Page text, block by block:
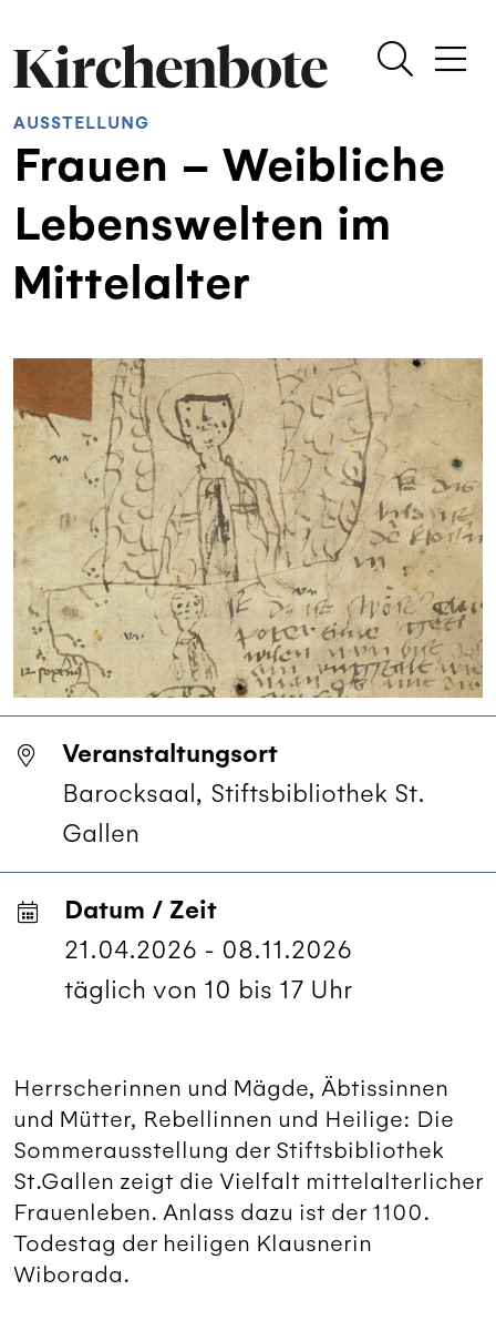
AUSSTELLUNG
Frauen – Weibliche
Lebenswelten im
Mittelalter
Veranstaltungsort
Barocksaal, Stiftsbibliothek St.
Gallen
Datum / Zeit
21.04.2026 - 08.11.2026
täglich von 10 bis 17 Uhr
Herrscherinnen und Mägde, Äbtissinnen
und Mütter, Rebellinnen und Heilige: Die
Sommerausstellung der Stiftsbibliothek
St.Gallen zeigt die Vielfalt mittelalterlicher
Frauenleben. Anlass dazu ist der 1100.
Todestag der heiligen Klausnerin
Wiborada.